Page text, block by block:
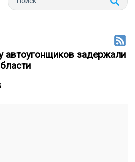
автоугонщиков задержали